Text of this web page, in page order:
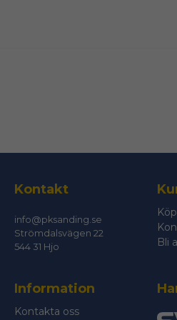
Ja, ni får publicera
Skicka
Kontakt
info@pksanding.se
Strömdalsvägen 22
544 31 Hjo
Bli
Information
Kontakta oss